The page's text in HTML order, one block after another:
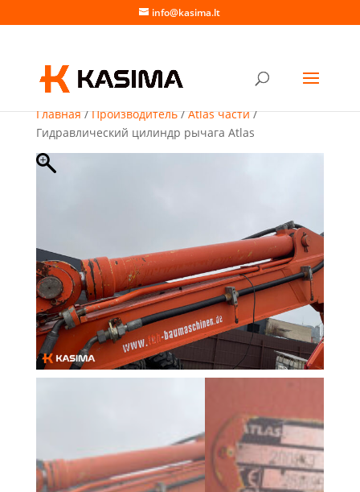
info@kasima.lt
Главная/Производитель/Atlas части/
Гидравлический цилиндр рычага Atlas